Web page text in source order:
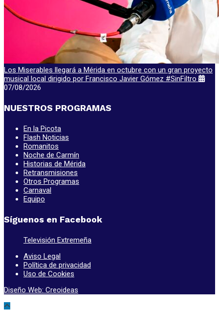
Los Miserables llegará a Mérida en octubre con un gran proyecto
musical local dirigido por Francisco Javier Gómez #SinFiltro
07/08/2026
NUESTROS PROGRAMAS
En la Picota
Flash Noticias
Romanitos
Noche de Carmín
Historias de Mérida
Retransmisiones
Otros Programas
Carnaval
Equipo
Síguenos en Facebook
Televisión Extremeña
Aviso Legal
Política de privacidad
Uso de Cookies
Diseño Web: Creoideas